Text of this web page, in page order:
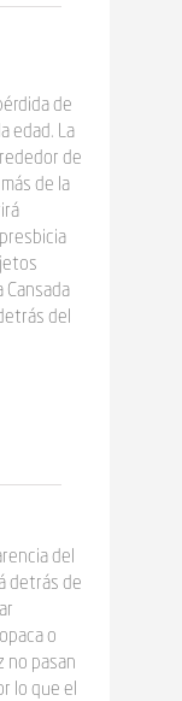
de
edad. La
de
de la
Cansada
del
del
detrás de
o
no pasan
lo que el